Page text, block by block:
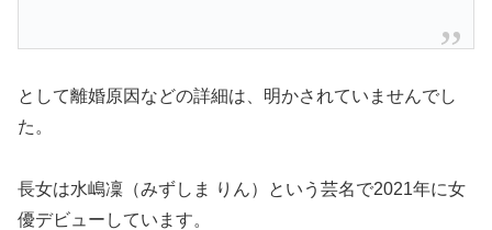
として離婚原因などの詳細は、明かされていませんでし
た。
長女は水嶋凜（みずしま りん）という芸名で2021年に女
優デビューしています。